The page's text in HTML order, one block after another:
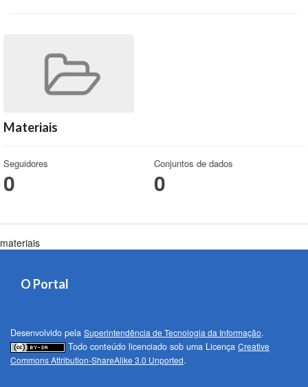
Materiais
Seguidores
0
Conjuntos de dados
0
materiais
O Portal
Desenvolvido pela Superintendência de Tecnologia da Informação.
Todo conteúdo licenciado sob uma Licença Creative
Commons Attribution-ShareAlike 3.0 Unported.